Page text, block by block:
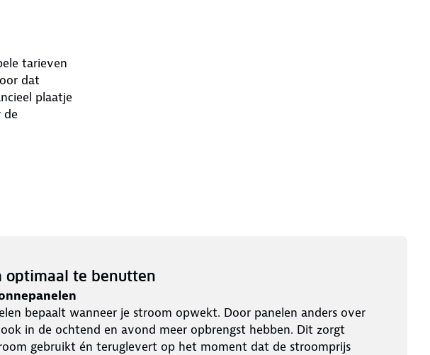
tarieven
dat
plaatje
de
optimaal te benutten
bepaalt wanneer je stroom opwekt. Door panelen anders over
in de ochtend en avond meer opbrengst hebben. Dit zorgt
gebruikt én teruglevert op het moment dat de stroomprijs